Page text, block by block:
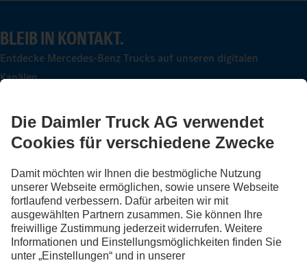
BLEIB IN KONTAKT.
Entdecke Mercedes-Benz Trucks auf unseren digitalen
Kanälen.
FOLLOW THE ROADSTARS.